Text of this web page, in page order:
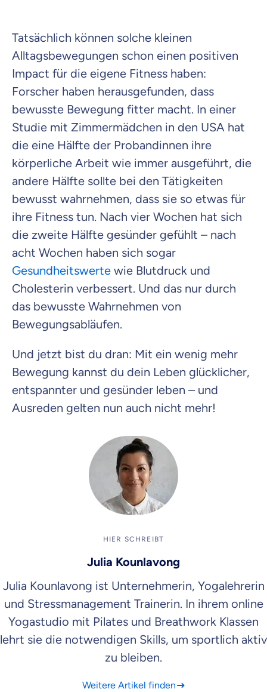
Tatsächlich können solche kleinen
Alltagsbewegungen schon einen positiven
Impact für die eigene Fitness haben:
Forscher haben herausgefunden, dass
bewusste Bewegung fitter macht. In einer
Studie mit Zimmermädchen in den USA hat
die eine Hälfte der Probandinnen ihre
körperliche Arbeit wie immer ausgeführt, die
andere Hälfte sollte bei den Tätigkeiten
bewusst wahrnehmen, dass sie so etwas für
ihre Fitness tun. Nach vier Wochen hat sich
die zweite Hälfte gesünder gefühlt – nach
acht Wochen haben sich sogar
Gesundheitswerte wie Blutdruck und
Cholesterin verbessert. Und das nur durch
das bewusste Wahrnehmen von
Bewegungsabläufen.
Und jetzt bist du dran: Mit ein wenig mehr
Bewegung kannst du dein Leben glücklicher,
entspannter und gesünder leben – und
Ausreden gelten nun auch nicht mehr!
HIER SCHREIBT
Julia Kounlavong
Julia Kounlavong ist Unternehmerin, Yogalehrerin
und Stressmanagement Trainerin. In ihrem online
Yogastudio mit Pilates und Breathwork Klassen
lehrt sie die notwendigen Skills, um sportlich aktiv
zu bleiben.
Weitere Artikel finden